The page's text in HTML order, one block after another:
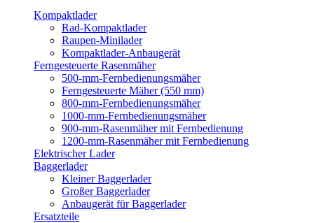
Kompaktlader
Rad-Kompaktlader
Raupen-Minilader
Kompaktlader-Anbaugerät
Ferngesteuerte Rasenmäher
500-mm-Fernbedienungsmäher
Ferngesteuerte Mäher (550 mm)
800-mm-Fernbedienungsmäher
1000-mm-Fernbedienungsmäher
900-mm-Rasenmäher mit Fernbedienung
1200-mm-Rasenmäher mit Fernbedienung
Elektrischer Lader
Baggerlader
Kleiner Baggerlader
Großer Baggerlader
Anbaugerät für Baggerlader
Ersatzteile